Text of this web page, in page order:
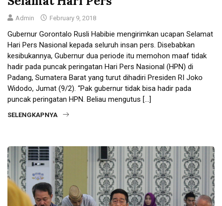
Admin February 9, 2018
Gubernur Gorontalo Rusli Habibie mengirimkan ucapan Selamat
Hari Pers Nasional kepada seluruh insan pers. Disebabkan
kesibukannya, Gubernur dua periode itu memohon maaf tidak
hadir pada puncak peringatan Hari Pers Nasional (HPN) di
Padang, Sumatera Barat yang turut dihadiri Presiden RI Joko
Widodo, Jumat (9/2). “Pak gubernur tidak bisa hadir pada
puncak peringatan HPN. Beliau mengutus […]
SELENGKAPNYA